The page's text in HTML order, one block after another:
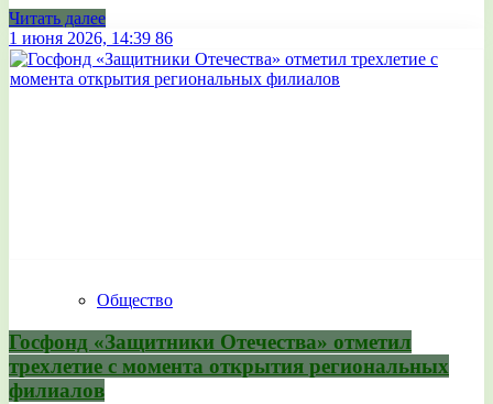
Читать далее
1 июня 2026, 14:39 86
Общество
Госфонд «Защитники Отечества» отметил
трехлетие с момента открытия региональных
филиалов